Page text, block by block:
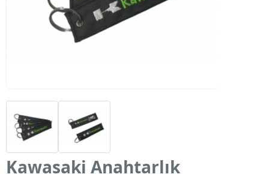
Kawasaki Anahtarlık